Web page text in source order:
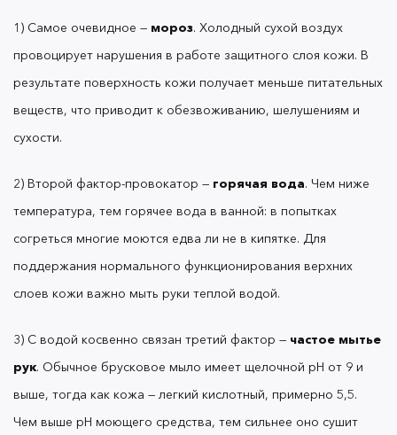
3) С водой косвенно связан третий фактор —
. Обычное брусковое мыло
имеет щелочной pH от 9 и выше, тогда как кожа —
легкий кислотный, примерно 5,5. Чем выше pH
моющего средства, тем сильнее оно сушит руки.
4) Пересушенный отоплением воздух в
шелушения и трещинки на руках и лице.
Помимо ухода за руками и ногтями важно
1) Самое очевидное — мороз. Холодный сухой воздух
провоцирует нарушения в работе защитного слоя кожи. В
результате поверхность кожи получает меньше питательных
веществ, что приводит к обезвоживанию, шелушениям и
сухости.
2) Второй фактор-провокатор — горячая вода. Чем ниже
температура, тем горячее вода в ванной: в попытках
согреться многие моются едва ли не в кипятке. Для
поддержания нормального функционирования верхних
слоев кожи важно мыть руки теплой водой.
3) С водой косвенно связан третий фактор — частое мытье
рук. Обычное брусковое мыло имеет щелочной pH от 9 и
выше, тогда как кожа — легкий кислотный, примерно 5,5.
Чем выше pH моющего средства, тем сильнее оно сушит